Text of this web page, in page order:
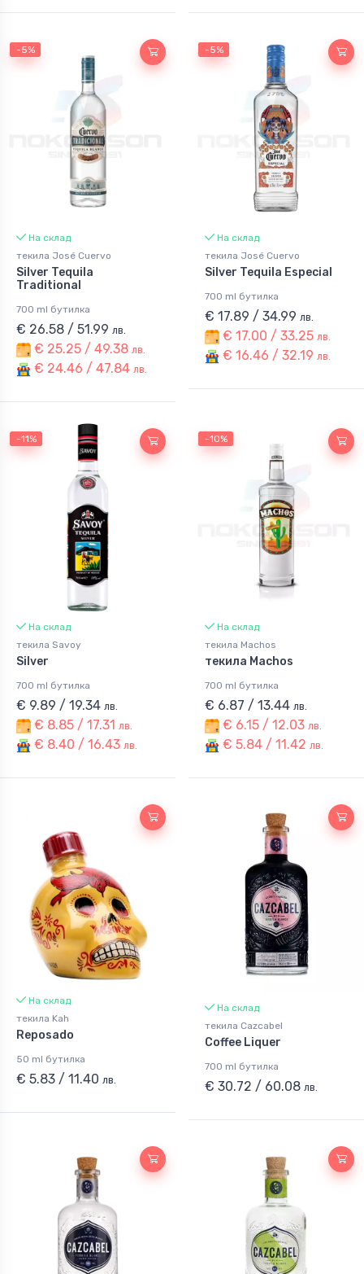
-5%
На склад
текила José Cuervo
Silver Tequila
Traditional
700 ml бутилка
€ 26.58 / 51.99 лв.
€ 25.25 / 49.38 лв.
€ 24.46 / 47.84 лв.
-5%
На склад
текила José Cuervo
Silver Tequila Especial
700 ml бутилка
€ 17.89 / 34.99 лв.
€ 17.00 / 33.25 лв.
€ 16.46 / 32.19 лв.
-11%
На склад
текила Savoy
Silver
700 ml бутилка
€ 9.89 / 19.34 лв.
€ 8.85 / 17.31 лв.
€ 8.40 / 16.43 лв.
-10%
На склад
текила Machos
текила Machos
700 ml бутилка
€ 6.87 / 13.44 лв.
€ 6.15 / 12.03 лв.
€ 5.84 / 11.42 лв.
На склад
текила Kah
Reposado
50 ml бутилка
€ 5.83 / 11.40 лв.
На склад
текила Cazcabel
Coffee Liquer
700 ml бутилка
€ 30.72 / 60.08 лв.